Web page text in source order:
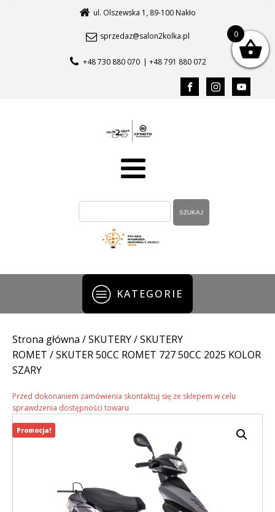
ul. Olszewska 1, 89-100 Nakło
sprzedaz@salon2kolka.pl
+48 730 880 070 | +48 791 880 072
KATEGORIE
Strona główna /SKUTERY/SKUTERY
ROMET / SKUTER 50CC ROMET 727 50CC 2025 KOLOR
SZARY
Przed dokonaniem zamówienia skontaktuj się ze sklepem w celu
sprawdzenia dostępności towaru
Promocja!
0